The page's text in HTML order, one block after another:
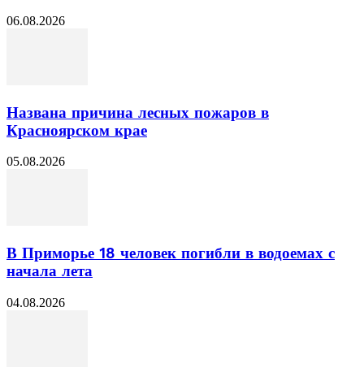
06.08.2026
Названа причина лесных пожаров в
Красноярском крае
05.08.2026
В Приморье 18 человек погибли в водоемах с
начала лета
04.08.2026